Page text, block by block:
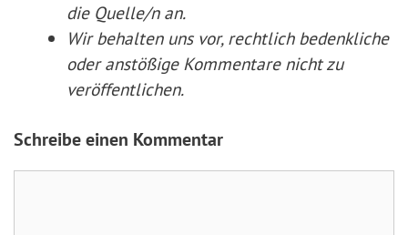
die Quelle/n an.
Wir behalten uns vor, rechtlich bedenkliche
oder anstößige Kommentare nicht zu
veröffentlichen.
Schreibe einen Kommentar